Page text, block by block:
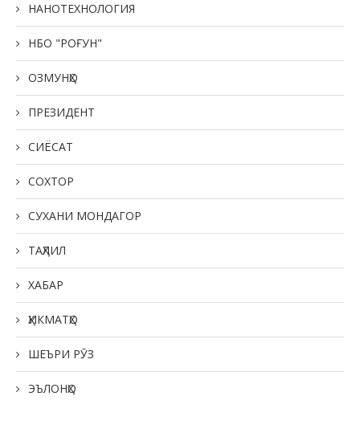
НАНОТЕХНОЛОГИЯ
НБО "РОҒУН"
ОЗМУНҲО
ПРЕЗИДЕНТ
СИЁСАТ
СОХТОР
СУХАНИ МОНДАГОР
ТАҲЛИЛ
ХАБАР
ҲИКМАТҲО
ШЕЪРИ РӮЗ
ЭЪЛОНҲО